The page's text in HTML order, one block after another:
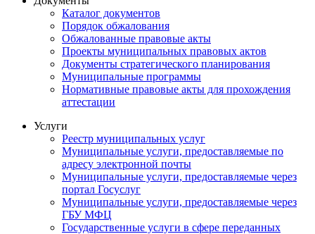
Каталог документов
Порядок обжалования
Обжалованные правовые акты
Проекты муниципальных правовых актов
Документы стратегического планирования
Муниципальные программы
Нормативные правовые акты для прохождения
аттестации
Услуги
Реестр муниципальных услуг
Муниципальные услуги, предоставляемые по
адресу электронной почты
Муниципальные услуги, предоставляемые через
портал Госуслуг
Муниципальные услуги, предоставляемые через
ГБУ МФЦ
Государственные услуги в сфере переданных